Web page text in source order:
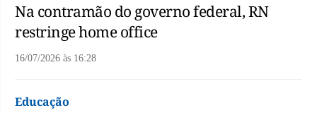
Na contramão do governo federal, RN
restringe home office
16/07/2026 às 16:28
Educação